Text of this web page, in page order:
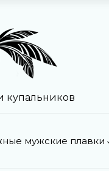
купальников
мужские плавки